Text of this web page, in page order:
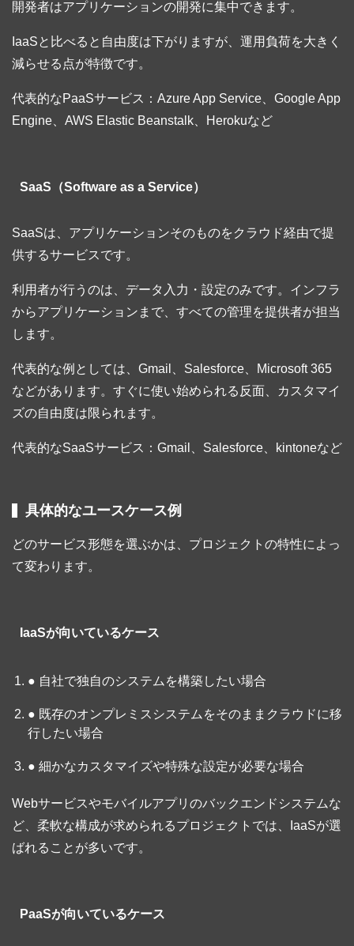
開発者はアプリケーションの開発に集中できます。
IaaSと比べると自由度は下がりますが、運用負荷を大きく
減らせる点が特徴です。
代表的なPaaSサービス：Azure App Service、Google App
Engine、AWS Elastic Beanstalk、Herokuなど
SaaS（Software as a Service）
SaaSは、アプリケーションそのものをクラウド経由で提
供するサービスです。
利用者が行うのは、データ入力・設定のみです。インフラ
からアプリケーションまで、すべての管理を提供者が担当
します。
代表的な例としては、Gmail、Salesforce、Microsoft 365
などがあります。すぐに使い始められる反面、カスタマイ
ズの自由度は限られます。
代表的なSaaSサービス：Gmail、Salesforce、kintoneなど
具体的なユースケース例
どのサービス形態を選ぶかは、プロジェクトの特性によっ
て変わります。
IaaSが向いているケース
● 自社で独自のシステムを構築したい場合
● 既存のオンプレミスシステムをそのままクラウドに移
行したい場合
● 細かなカスタマイズや特殊な設定が必要な場合
Webサービスやモバイルアプリのバックエンドシステムな
ど、柔軟な構成が求められるプロジェクトでは、IaaSが選
ばれることが多いです。
PaaSが向いているケース